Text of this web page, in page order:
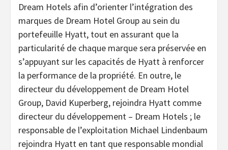
Dream Hotels afin d’orienter l’intégration des
marques de Dream Hotel Group au sein du
portefeuille Hyatt, tout en assurant que la
particularité de chaque marque sera préservée en
s’appuyant sur les capacités de Hyatt à renforcer
la performance de la propriété. En outre, le
directeur du développement de Dream Hotel
Group, David Kuperberg, rejoindra Hyatt comme
directeur du développement – Dream Hotels ; le
responsable de l’exploitation Michael Lindenbaum
rejoindra Hyatt en tant que responsable mondial